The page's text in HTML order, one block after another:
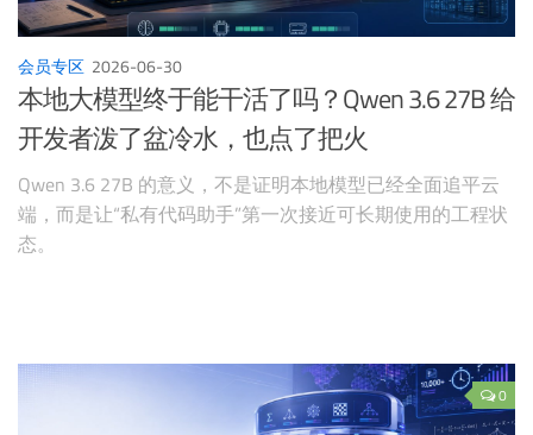
会员专区 2026-06-30
本地大模型终于能干活了吗？Qwen 3.6 27B 给
开发者泼了盆冷水，也点了把火
Qwen 3.6 27B 的意义，不是证明本地模型已经全面追平云
端，而是让“私有代码助手”第一次接近可长期使用的工程状
态。
0